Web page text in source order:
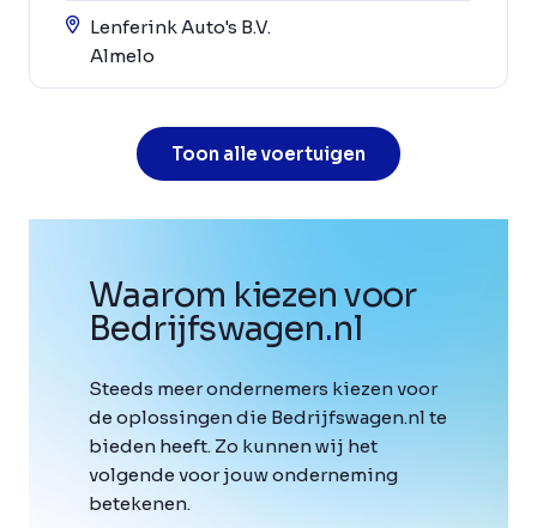
Lenferink Auto's B.V.
Almelo
Toon alle voertuigen
Waarom kiezen voor
Bedrijfswagen.nl
Steeds meer ondernemers kiezen voor
de oplossingen die Bedrijfswagen.nl te
bieden heeft. Zo kunnen wij het
volgende voor jouw onderneming
betekenen.